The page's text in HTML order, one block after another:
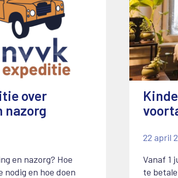
over
nazorg
en nazorg? Hoe
nodig en hoe doen
22 april
Vanaf 1
te